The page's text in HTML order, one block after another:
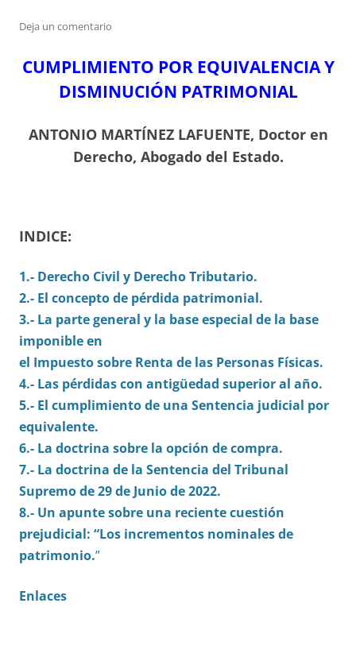
Deja un comentario
CUMPLIMIENTO POR EQUIVALENCIA Y
DISMINUCIÓN PATRIMONIAL
ANTONIO MARTÍNEZ LAFUENTE, Doctor en
Derecho, Abogado del Estado.
INDICE:
1.- Derecho Civil y Derecho Tributario.
2.- El concepto de pérdida patrimonial.
3.- La parte general y la base especial de la base
imponible en
el Impuesto sobre Renta de las Personas Físicas.
4.- Las pérdidas con antigüedad superior al año.
5.- El cumplimiento de una Sentencia judicial por
equivalente.
6.- La doctrina sobre la opción de compra.
7.- La doctrina de la Sentencia del Tribunal
Supremo de 29 de Junio de 2022.
8.- Un apunte sobre una reciente cuestión
prejudicial: “Los incrementos nominales de
patrimonio.”
Enlaces